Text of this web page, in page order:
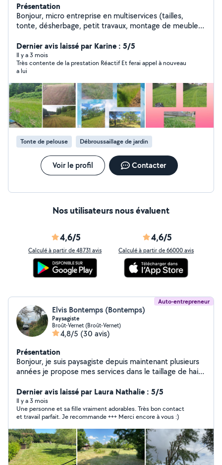
Présentation
Bonjour, micro entreprise en multiservices (tailles,
tonte, désherbage, petit travaux, montage de meuble) ,
disposition, n'hésitez pas à me joindre
Dernier avis laissé par Karine : 5/5
Il y a 3 mois
Très contente de la prestation Réactif Et ferai appel à nouveau
a lui
Tonte de pelouse Débroussaillage de jardin
Voir le profil Contacter
Nos utilisateurs nous évaluent
4,6/5
Calculé à partir de 48731 avis
4,6/5
Calculé à partir de 66000 avis
Auto-entrepreneur
Elvis Bontemps (Bontemps)
Paysagiste
Broût-Vernet (Broût-Vernet)
4,8/5 (30 avis)
Présentation
Bonjour, je suis paysagiste depuis maintenant plusieurs
années je propose mes services dans le taillage de haie
déplacement et devis gratuit n'hésitez pas à me
contacter .
Dernier avis laissé par Laura Nathalie : 5/5
Il y a 3 mois
Une personne et sa fille vraiment adorables. Très bon contact
et travail parfait. Je recommande +++ Merci encore à vous :)